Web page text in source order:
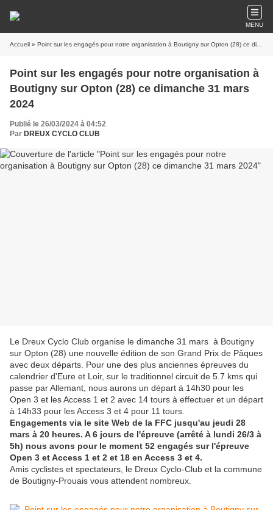
MENU
Accueil » Point sur les engagés pour notre organisation à Boutigny sur Opton (28) ce dimanche 31 mars 2024
Point sur les engagés pour notre organisation à
Boutigny sur Opton (28) ce dimanche 31 mars
2024
Publié le 26/03/2024 à 04:52
Par DREUX CYCLO CLUB
Le Dreux Cyclo Club organise le dimanche 31 mars à Boutigny
sur Opton (28) une nouvelle édition de son Grand Prix de Pâques
avec deux départs. Pour une des plus anciennes épreuves du
calendrier d'Eure et Loir, sur le traditionnel circuit de 5.7 kms qui
passe par Allemant, nous aurons un départ à 14h30 pour les
Open 3 et les Access 1 et 2 avec 14 tours à effectuer et un départ
à 14h33 pour les Access 3 et 4 pour 11 tours.
Engagements via le site Web de la FFC jusqu'au jeudi 28
mars à 20 heures. A 6 jours de l'épreuve (arrêté à lundi 26/3 à
5h) nous avons pour le moment 52 engagés sur l'épreuve
Open 3 et Access 1 et 2 et 18 en Access 3 et 4.
Amis cyclistes et spectateurs, le Dreux Cyclo-Club et la commune
de Boutigny-Prouais vous attendent nombreux.